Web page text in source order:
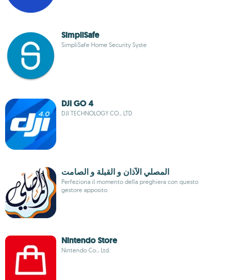
SimpliSafe
SimpliSafe Home Security Syste
DJI GO 4
DJI TECHNOLOGY CO., LTD
المصلي الآذان و القبلة و الصامت
Perfeziona il momento della preghiera con questo
gestore apposito
Nintendo Store
Nintendo Co., Ltd.